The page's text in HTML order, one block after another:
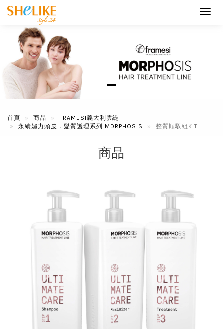
首頁 商品
FRAMESI義大利雲緹
永續媚力頭皮．髮質護理系列 MORPHOSIS
整質順馭組KIT
商品